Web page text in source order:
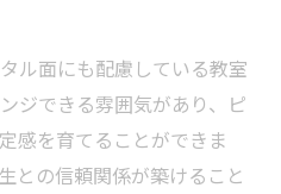
ル面にも配慮している教室
ジできる雰囲気があり、ピ
感を育てることができま
との信頼関係が築けること